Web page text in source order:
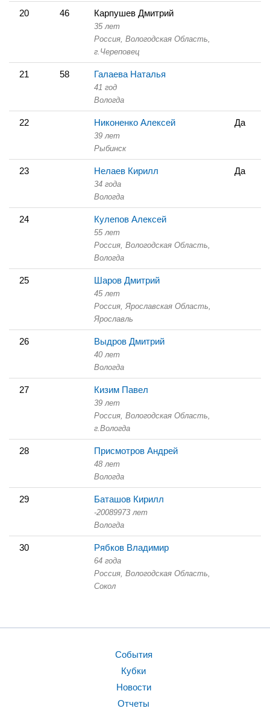
20 46 Карпушев Дмитрий
35 лет
Россия, Вологодская Область,
г.Череповец
21 58 Галаева Наталья
41 год
Вологда
22 Никоненко Алексей
39 лет
Рыбинск
Да
23 Нелаев Кирилл
34 года
Вологда
Да
24 Кулепов Алексей
55 лет
Россия, Вологодская Область,
Вологда
25 Шаров Дмитрий
45 лет
Россия, Ярославская Область,
Ярославль
26 Выдров Дмитрий
40 лет
Вологда
27 Кизим Павел
39 лет
Россия, Вологодская Область,
г.Вологда
28 Присмотров Андрей
48 лет
Вологда
29 Баташов Кирилл
-20089973 лет
Вологда
30 Рябков Владимир
64 года
Россия, Вологодская Область,
Сокол
События
Кубки
Новости
Отчеты